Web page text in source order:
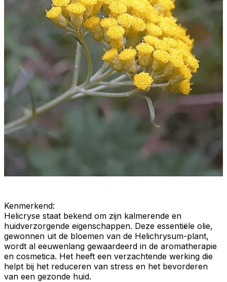
Kenmerkend:
Helicryse staat bekend om zijn kalmerende en
huidverzorgende eigenschappen. Deze essentiële olie,
gewonnen uit de bloemen van de Helichrysum-plant,
wordt al eeuwenlang gewaardeerd in de aromatherapie
en cosmetica. Het heeft een verzachtende werking die
helpt bij het reduceren van stress en het bevorderen
van een gezonde huid.